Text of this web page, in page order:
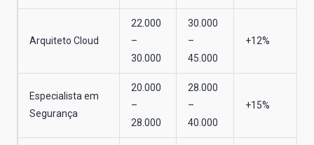
Arquiteto Cloud
22.000
–
30.000
30.000
–
45.000
+12%
Especialista em
Segurança
20.000
–
28.000
28.000
–
40.000
+15%